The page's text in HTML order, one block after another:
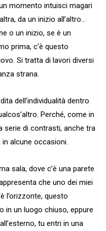
momento intuisci magari
da un inizio all’altro…
o un inizio, se è un
prima, c’è questo
Si tratta di lavori diversi
strana.
dell’individualità dentro
Perché, come in
serie di contrasti, anche tra
alcune occasioni.
sala, dove c’è una parete
che uno dei miei
l’orizzonte, questo
in un luogo chiuso, eppure
tu entri in una